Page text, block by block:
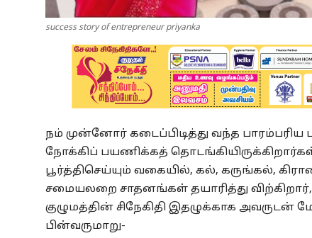
success story of entrepreneur priyanka
நம் முன்னோர் கடைப்பிடித்து வந்த
நோக்கிப் பயணிக்கத்
பூர்த்திசெய்யும் வகையில், கல், கருங்கல்,
சமையலறை சாதனங்கள் தயாரித்து விற்கிறார்,
குழுமத்தின் சிநேகிதி இதழுக்காக
பின்வருமாறு-